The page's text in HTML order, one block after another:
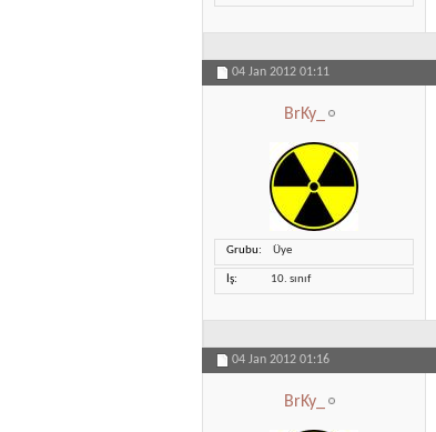
04 Jan 2012 01:11
BrKy_
Grubu Üye
İş 10. sınıf
04 Jan 2012 01:16
BrKy_